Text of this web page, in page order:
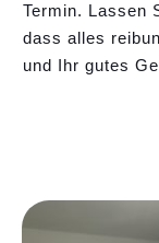
Termin. Lassen
dass alles
und Ihr gutes